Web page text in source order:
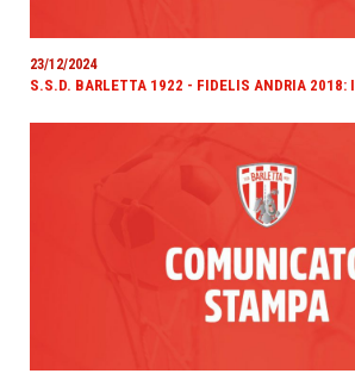
23/12/2024
S.S.D. BARLETTA 1922 - FIDELIS ANDRIA 2018: